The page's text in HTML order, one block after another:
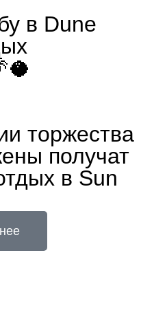
в Dune
торжества
получат
в Sun